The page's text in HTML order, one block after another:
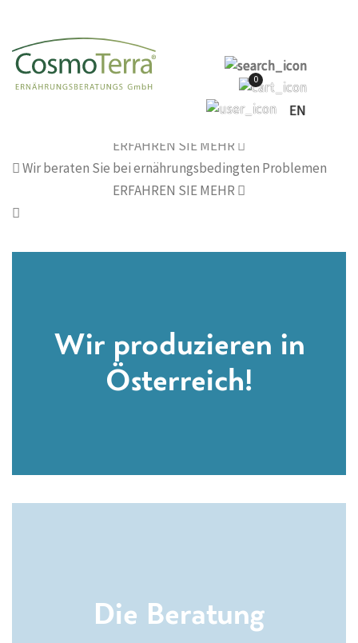
0
EN
ERFAHREN SIE MEHR
Wir beraten Sie bei ernährungsbedingten Problemen
ERFAHREN SIE MEHR
Wir produzieren in
Österreich!
Die Beratung